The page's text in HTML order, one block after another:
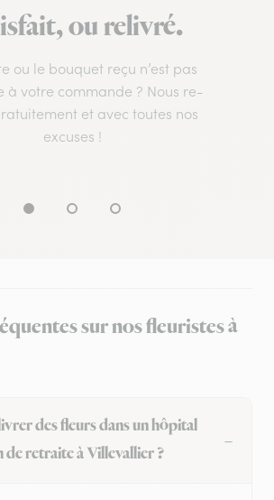
ou relivré.
ou le bouquet reçu n’est pas
à votre commande ? Nous re-
et avec toutes nos
excuses !
sur nos fleuristes à
des fleurs dans un hôpital
de retraite à Villevallier ?